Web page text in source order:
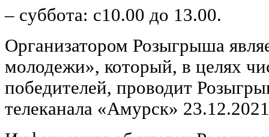
– суббота: с10.00 до 13.00.
Организатором Розыгрыша
молодежи», который, в целях
победителей, проводит
телеканала «Амурск»